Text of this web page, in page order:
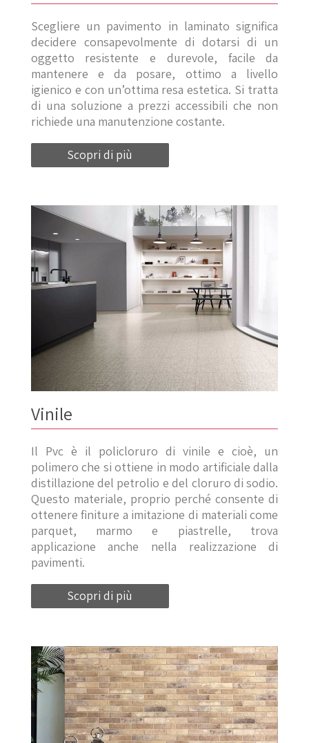
Scegliere un pavimento in laminato significa
decidere consapevolmente di dotarsi di un
oggetto resistente e durevole, facile da
mantenere e da posare, ottimo a livello
igienico e con un’ottima resa estetica. Si tratta
di una soluzione a prezzi accessibili che non
richiede una manutenzione costante.
Scopri di più
Vinile
Il Pvc è il policloruro di vinile e cioè, un
polimero che si ottiene in modo artificiale dalla
distillazione del petrolio e del cloruro di sodio.
Questo materiale, proprio perché consente di
ottenere finiture a imitazione di materiali come
parquet, marmo e piastrelle, trova
applicazione anche nella realizzazione di
pavimenti.
Scopri di più